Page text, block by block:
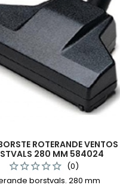
ROTERANDE VENTOS
280 MM 584024
(0)
borstvals. 280 mm